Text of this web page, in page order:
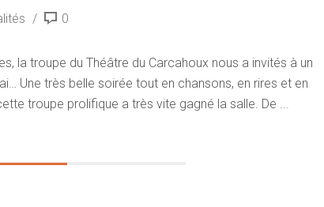
0
la troupe du Théâtre du Carcahoux nous a invités à un
Une très belle soirée tout en chansons, en rires et en
troupe prolifique a très vite gagné la salle. De ...